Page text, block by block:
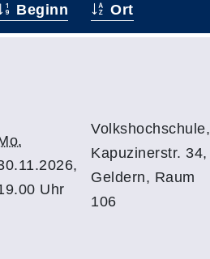
Beginn Ort
Uhr
Volkshochschule,
Kapuzinerstr. 34,
Geldern, Raum
106